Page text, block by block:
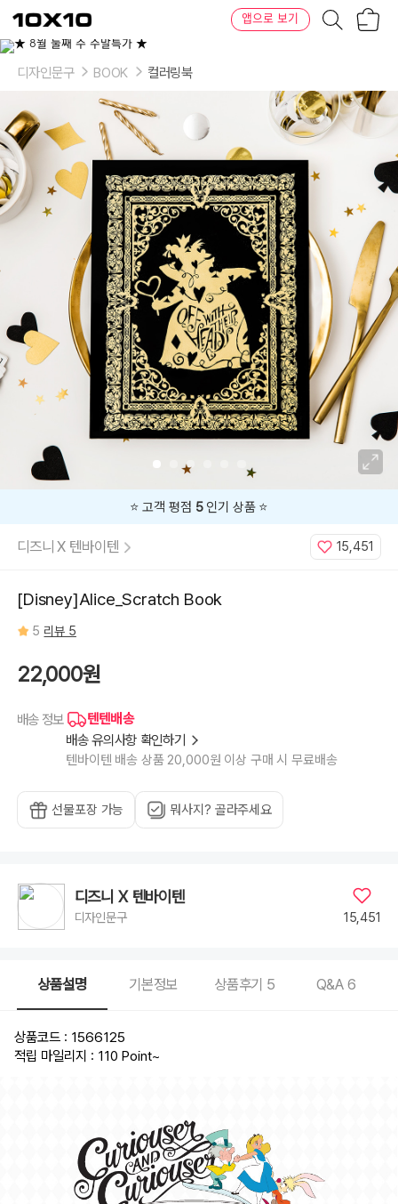
텐
바
텐
앱으로 보기
디자인문구 BOOK 컬러링북
⭐️ 고객 평점 5인기 상품 ⭐️
디즈니 X 텐바이텐 15,451
[Disney]Alice_Scratch Book
5 리뷰 5
22,000원
배송 정보
텐텐배송
배송 유의사항 확인하기
텐바이텐 배송 상품 20,000원 이상 구매 시 무료배송
선물포장 가능 뭐사지? 골라주세요
디즈니 X 텐바이텐
디자인문구 15,451
상품설명 기본정보 상품후기 5 Q&A 6
상품코드 : 1566125
적립 마일리지 : 110 Point~